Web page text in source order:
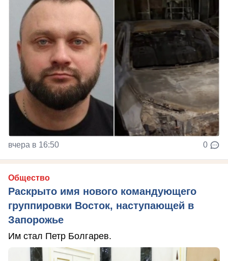
вчера в 16:50 0
Общество
Раскрыто имя нового командующего
группировки Восток, наступающей в
Запорожье
Им стал Петр Болгарев.